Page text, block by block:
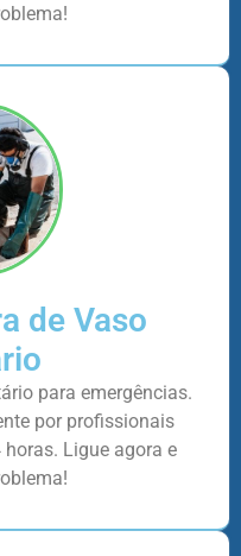
de Vaso
para emergências.
por profissionais
Ligue agora e